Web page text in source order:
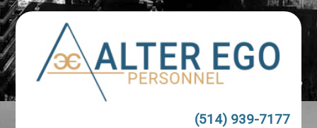
(514) 939-7177